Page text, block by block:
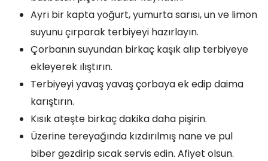
Ayrı bir kapta yoğurt, yumurta sarısı, un ve limon
suyunu çırparak terbiyeyi hazırlayın.
Çorbanın suyundan birkaç kaşık alıp terbiyeye
ekleyerek ılıştırın.
Terbiyeyi yavaş yavaş çorbaya ek edip daima
karıştırın.
Kısık ateşte birkaç dakika daha pişirin.
Üzerine tereyağında kızdırılmış nane ve pul
biber gezdirip sıcak servis edin. Afiyet olsun.